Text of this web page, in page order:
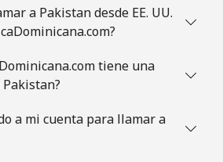
a Pakistan desde EE. UU.
tiene una
a mi cuenta para llamar a